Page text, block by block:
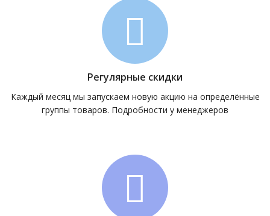
Регулярные скидки
Каждый месяц мы запускаем новую акцию на определённые
группы товаров. Подробности у менеджеров